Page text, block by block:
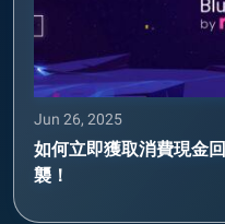
Jun 26, 2025
如何立即獲取消費現金
襲！